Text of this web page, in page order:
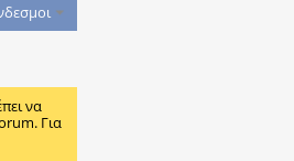
να
Για